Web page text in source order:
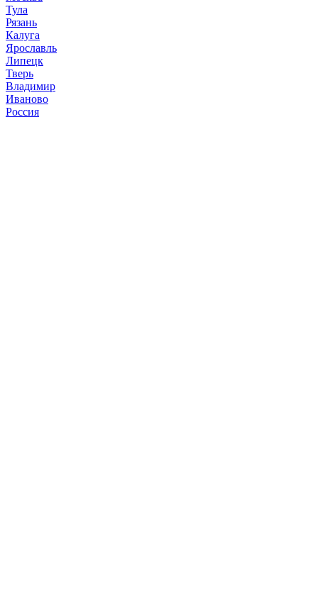
Тула
Рязань
Калуга
Ярославль
Липецк
Тверь
Владимир
Иваново
Россия